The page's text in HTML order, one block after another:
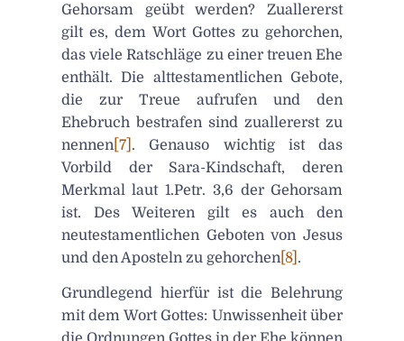
Gehorsam geübt werden? Zuallererst
gilt es, dem Wort Gottes zu gehorchen,
das viele Ratschläge zu einer treuen Ehe
enthält. Die alttestamentlichen Gebote,
die zur Treue aufrufen und den
Ehebruch bestrafen sind zuallererst zu
nennen[7] . Genauso wichtig ist das
Vorbild der Sara-Kindschaft, deren
Merkmal laut 1.Petr. 3,6 der Gehorsam
ist. Des Weiteren gilt es auch den
neutestamentlichen Geboten von Jesus
und den Aposteln zu gehorchen[8] .
Grundlegend hierfür ist die Belehrung
mit dem Wort Gottes: Unwissenheit über